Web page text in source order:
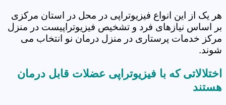
هر یک از این انواع فیزیوتراپی در محل در استان مرکزی
بر اساس نیازهای فرد و تشخیص فیزیوتراپیست در منزل
مرکز خدمات پرستاری در منزل درمان نو انتخاب می
شوند.
اختلالاتی که با فیزیوتراپی عضلات قابل درمان
هستند